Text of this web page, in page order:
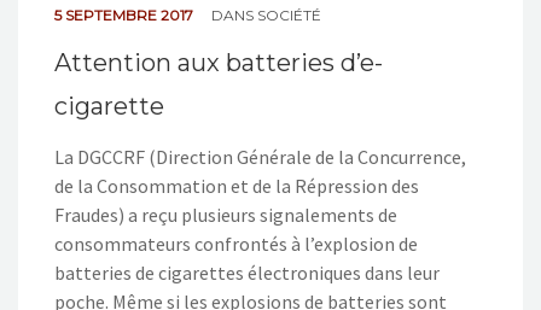
5 SEPTEMBRE 2017 DANS SOCIÉTÉ
Attention aux batteries d’e-
cigarette
La DGCCRF (Direction Générale de la Concurrence,
de la Consommation et de la Répression des
Fraudes) a reçu plusieurs signalements de
consommateurs confrontés à l’explosion de
batteries de cigarettes électroniques dans leur
poche. Même si les explosions de batteries sont